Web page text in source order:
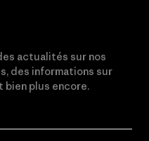
actualités sur nos
des informations sur
bien plus encore.